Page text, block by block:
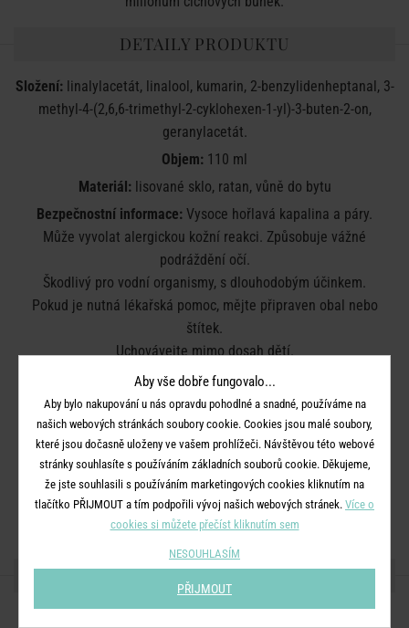
DETAILY PRODUKTU
Složení:linalylacetát, linalool, kumarin, 2-benzylidenheptanal, 3-
methyl-4-(2,6,6-trimethyl-2-cyklohexen-1-yl)-3-buten-2-on,
geranylacetát.
Objem: 110 ml
Materiál:lisované sklo, ratan, vůně do bytu
Bezpečnostní informace: Vysoce hořlavá kapalina a páry.
Může vyvolat alergickou kožní reakci. Způsobuje vážné
podráždění očí.
Škodlivý pro vodní organismy, s dlouhodobým účinkem.
Pokud je nutná lékařská pomoc, mějte připraven obal nebo
štítek.
Uchovávejte mimo dosah dětí.
Chraňte před teplem, horkými povrchy, jiskrami, otevřeným
ohněm a jinými zdroji zapálení.
Nekuřte. Při manipulaci použijte vhodné ochranné rukavice.
Pokud dojde k podráždění kůže: Vyhledejte lékařskou pomoc
nebo ošetření.
Zlikvidujte obsah/obal v souladu s místními / národními /
mezinárodními předpisy.
SDÍLEJTE S PŘÁTELI
Aby vše dobře fungovalo...
Aby bylo nakupování u nás opravdu pohodlné a snadné, používáme na
našich webových stránkách soubory cookie. Cookies jsou malé soubory,
které jsou dočasně uloženy ve vašem prohlížeči. Návštěvou této webové
stránky souhlasíte s používáním základních souborů cookie. Děkujeme,
že jste souhlasili s používáním marketingových cookies kliknutím na
tlačítko PŘIJMOUT a tím podpořili vývoj našich webových stránek. Více o
cookies si můžete přečíst kliknutím sem
NESOUHLASÍM
PŘIJMOUT